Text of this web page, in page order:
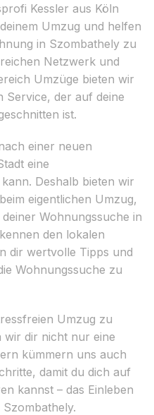
Kessler aus Köln
Umzug und helfen
in Szombathely zu
Netzwerk und
Umzüge bieten wir
Service, der auf deine
ist.
einer neuen
eine
Deshalb bieten wir
eigentlichen Umzug,
Wohnungssuche in
den lokalen
dir wertvolle Tipps und
Wohnungssuche zu
Umzug zu
wir dir nicht nur eine
kümmern uns auch
damit du dich auf
kannst – das Einleben